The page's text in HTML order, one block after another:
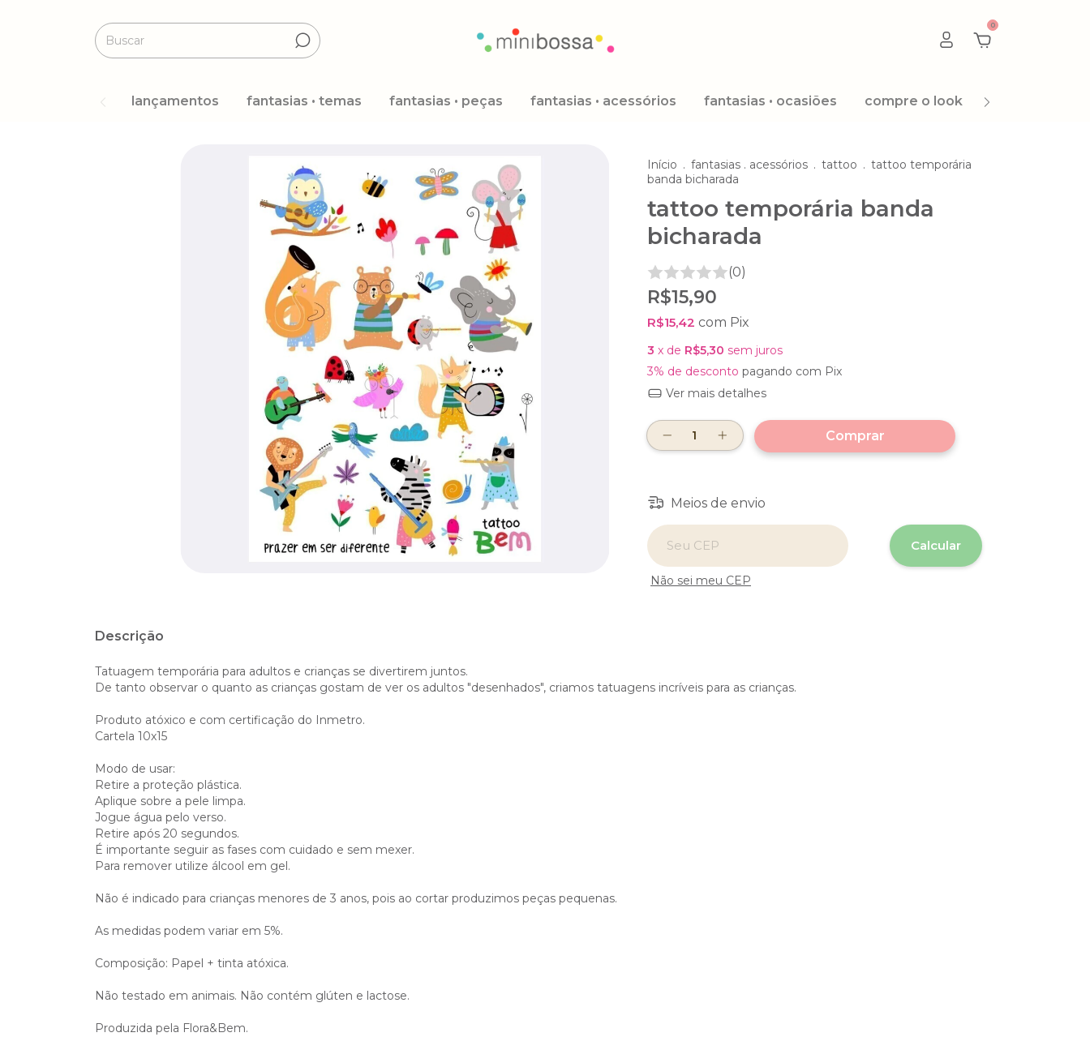
0
lançamentos fantasias • temas fantasias • peças fantasias • acessórios fantasias • ocasiões compre o look
Início . fantasias . acessórios . tattoo . tattoo temporária
banda bicharada
tattoo temporária banda
bicharada
(0)
R$15,90
R$15,42 com Pix
3 x de R$5,30 sem juros
3% de desconto pagando com Pix
Ver mais detalhes
Meios de envio
Entregas para o CEP:
Calcular
Não sei meu CEP
Descrição
Tatuagem temporária para adultos e crianças se divertirem juntos.
De tanto observar o quanto as crianças gostam de ver os adultos "desenhados", criamos tatuagens incríveis para as crianças.
Produto atóxico e com certificação do Inmetro.
Cartela 10x15
Modo de usar:
Retire a proteção plástica.
Aplique sobre a pele limpa.
Jogue água pelo verso.
Retire após 20 segundos.
É importante seguir as fases com cuidado e sem mexer.
Para remover utilize álcool em gel.
Não é indicado para crianças menores de 3 anos, pois ao cortar produzimos peças pequenas.
As medidas podem variar em 5%.
Composição: Papel + tinta atóxica.
Não testado em animais. Não contém glúten e lactose.
Produzida pela Flora&Bem.